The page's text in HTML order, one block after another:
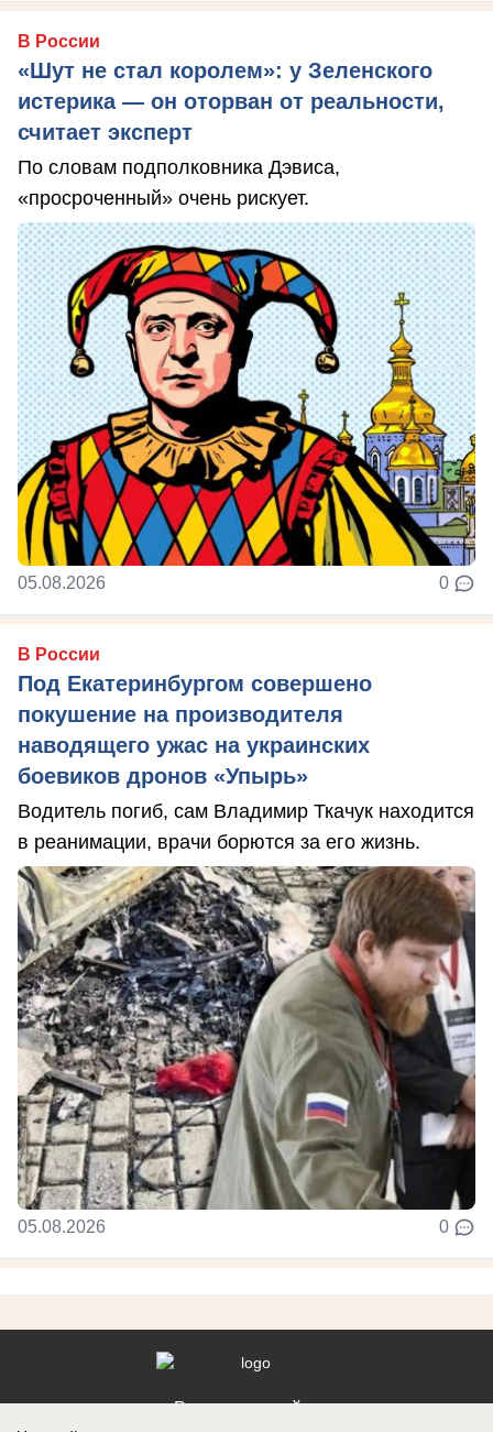
В России
«Шут не стал королем»: у Зеленского
истерика — он оторван от реальности,
считает эксперт
По словам подполковника Дэвиса,
«просроченный» очень рискует.
05.08.2026 0
В России
Под Екатеринбургом совершено
покушение на производителя
наводящего ужас на украинских
боевиков дронов «Упырь»
Водитель погиб, сам Владимир Ткачук находится
в реанимации, врачи борются за его жизнь.
05.08.2026 0
Реклама на сайте